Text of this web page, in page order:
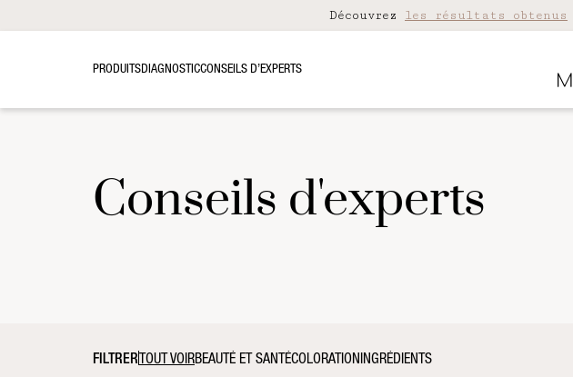
Découvrez les résultats obtenus
PRODUITSDIAGNOSTICCONSEILS D’EXPERTS
Conseils d'experts
FILTRER TOUT VOIRBEAUTÉ ET SANTÉCOLORATIONINGRÉDIENTS